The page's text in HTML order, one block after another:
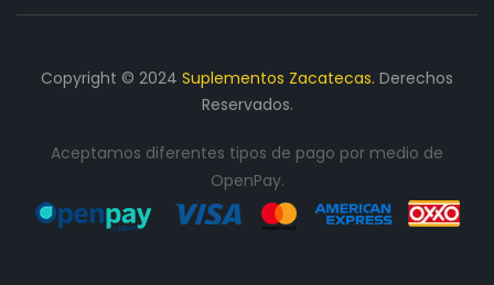
Copyright © 2024 Suplementos Zacatecas. Derechos
Reservados.
Aceptamos diferentes tipos de pago por medio de
OpenPay.